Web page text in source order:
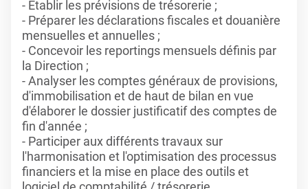
- Etablir les prévisions de trésorerie ;
- Préparer les déclarations fiscales et douanière
mensuelles et annuelles ;
- Concevoir les reportings mensuels définis par
la Direction ;
- Analyser les comptes généraux de provisions,
d'immobilisation et de haut de bilan en vue
d'élaborer le dossier justificatif des comptes de
fin d'année ;
- Participer aux différents travaux sur
l'harmonisation et l'optimisation des processus
financiers et la mise en place des outils et